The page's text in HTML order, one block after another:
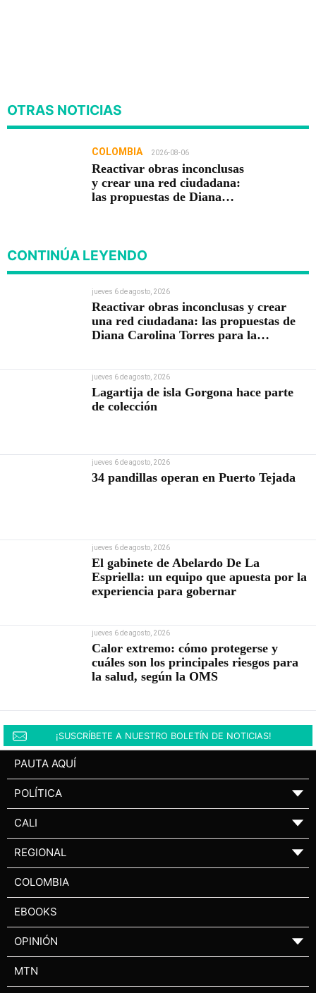
OTRAS NOTICIAS
COLOMBIA 2026-08-06
Reactivar obras inconclusas
y crear una red ciudadana:
las propuestas de Diana
CONTINÚA LEYENDO
jueves 6 de agosto, 2026
Reactivar obras inconclusas y crear
una red ciudadana: las propuestas de
Diana Carolina Torres para la
jueves 6 de agosto, 2026
Lagartija de isla Gorgona hace parte
de colección
jueves 6 de agosto, 2026
34 pandillas operan en Puerto Tejada
jueves 6 de agosto, 2026
El gabinete de Abelardo De La
Espriella: un equipo que apuesta por la
experiencia para gobernar
jueves 6 de agosto, 2026
Calor extremo: cómo protegerse y
cuáles son los principales riesgos para
la salud, según la OMS
¡SUSCRÍBETE A NUESTRO BOLETÍN DE NOTICIAS!
PAUTA AQUÍ
POLÍTICA ▼
CALI ▼
REGIONAL ▼
COLOMBIA
EBOOKS
OPINIÓN ▼
MTN